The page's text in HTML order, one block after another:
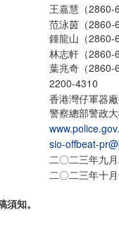
王嘉慧（2860-
范泳茵（2860-
鍾龍山（2860-
林志軒（2860-
葉兆奇（2860-
2200-4310
香港灣仔軍器
警察總部警政
sio-offbeat-
二〇二三年九
二〇二三年十
知。